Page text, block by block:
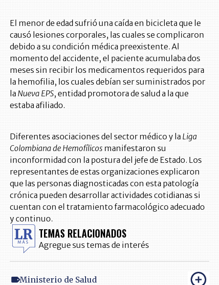
El menor de edad sufrió una caída en bicicleta que le
causó lesiones corporales, las cuales se complicaron
debido a su condición médica preexistente. Al
momento del accidente, el paciente acumulaba dos
meses sin recibir los medicamentos requeridos para
la hemofilia, los cuales debían ser suministrados por
la Nueva EPS, entidad promotora de salud a la que
estaba afiliado.
Diferentes asociaciones del sector médico y la Liga
Colombiana de Hemofílicos manifestaron su
inconformidad con la postura del jefe de Estado. Los
representantes de estas organizaciones explicaron
que las personas diagnosticadas con esta patología
crónica pueden desarrollar actividades cotidianas si
cuentan con el tratamiento farmacológico adecuado
y continuo.
TEMAS RELACIONADOS
Agregue sus temas de interés
Ministerio de Salud